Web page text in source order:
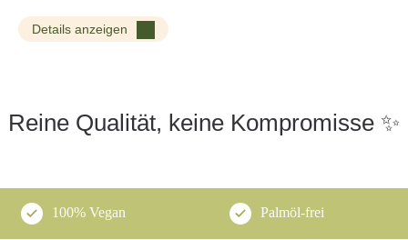
Details anzeigen
Reine Qualität, keine Kompromisse ✨
100% Vegan Palmöl-frei